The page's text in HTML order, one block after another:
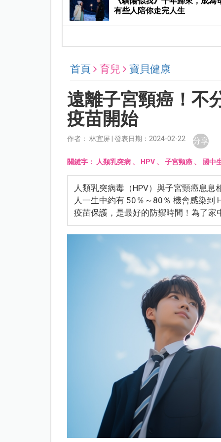
有些人陪你走完人生
首頁 育兒 寶貝健康
遠離子宮頸癌！不
疫苗開始
作者： 林宜屏 | 發表日期：2024-02-22 分享
關鍵字： 人類乳突病 、 HPV 、子宮頸癌 、 國中
人類乳突病毒（HPV）與子宮頸癌息
人一生中約有 50％～80％ 機會感染到
疫苗保護，是最好的防禦時間！為了